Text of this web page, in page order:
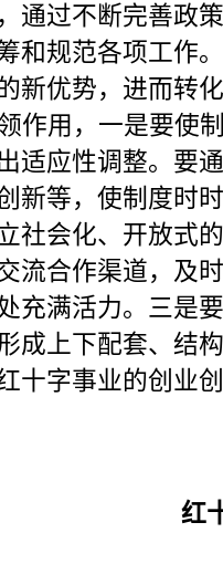
通过不断完善政
和规范各项工作
新优势，进而转
作用，一是要使
适应性调整。要
新等，使制度时
社会化、开放式
流合作渠道，及
充满活力。三是
成上下配套、结
十字事业的创业
红